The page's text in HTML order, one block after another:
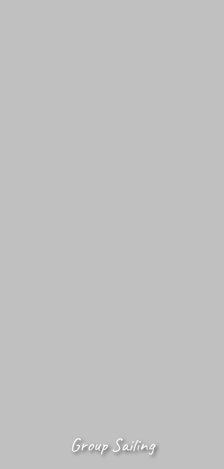
Group Sailing